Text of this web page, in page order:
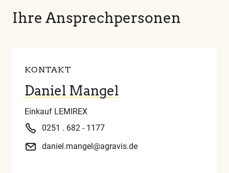
Ihre Ansprechpersonen
KONTAKT
Daniel Mangel
Einkauf LEMIREX
0251 . 682 - 1177
daniel.mangel@agravis.de